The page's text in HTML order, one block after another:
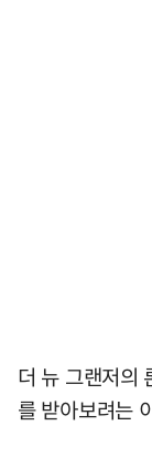
더 뉴 그랜저의
를 받아보려는